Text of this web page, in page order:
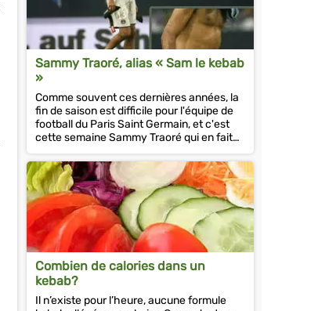
Sammy Traoré, alias « Sam le kebab
»
Comme souvent ces dernières années, la
fin de saison est difficile pour l'équipe de
football du Paris Saint Germain, et c'est
cette semaine Sammy Traoré qui en fait
les frais, avec des...
Combien de calories dans un
kebab?
Il n’existe pour l’heure, aucune formule